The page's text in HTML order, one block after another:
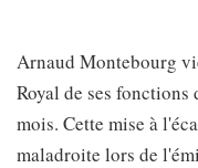
Arnaud Montebourg
Royal de ses
mois. Cette mise à
maladroite lors de